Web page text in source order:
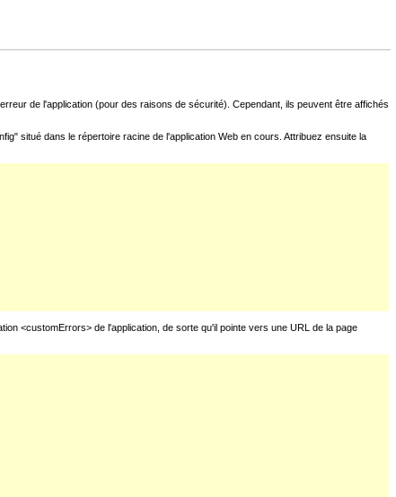
de l'application (pour des raisons de sécurité). Cependant, ils peuvent être affichés
situé dans le répertoire racine de l'application Web en cours. Attribuez ensuite la
<customErrors> de l'application, de sorte qu'il pointe vers une URL de la page